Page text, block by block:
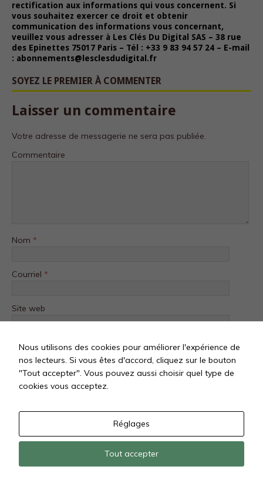
rectification aux informations qui vous concernent. Si
vous souhaitez exercer ce droit et obtenir
communication des informations vous concernant,
veuillez vous adresser à Les Clés Du Digital SAS – 38 rue
des Epinettes 75017 Paris – Tél : +33 9 83 94 57 24 – E-mail
: abonnements@lesclesdudigital.fr
SOYEZ LE PREMIER À COMMENTER
Laisser un commentaire
Votre adresse de messagerie ne sera pas publiée.
Commentaire
Nom *
Courriel *
Site web
Nous utilisons des cookies pour améliorer l'expérience de
nos lecteurs. Si vous êtes d'accord, cliquez sur le bouton
"Tout accepter". Vous pouvez aussi choisir quel type de
cookies vous acceptez.
Réglages
Tout accepter